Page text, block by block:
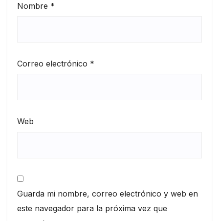
Nombre *
Correo electrónico *
Web
Guarda mi nombre, correo electrónico y web en
este navegador para la próxima vez que